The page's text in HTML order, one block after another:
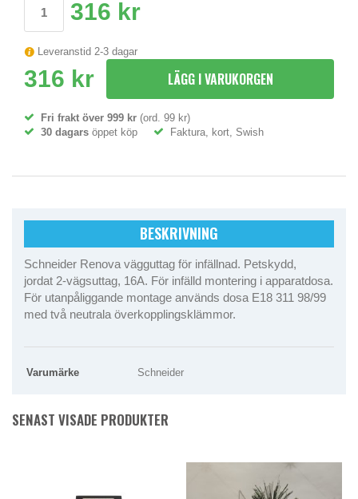
316 kr
Leveranstid 2-3 dagar
316 kr LÄGG I VARUKORGEN
Fri frakt över 999 kr (ord. 99 kr)
30 dagars öppet köp Faktura, kort, Swish
BESKRIVNING
Schneider Renova vägguttag för infällnad. Petskydd,
jordat 2-vägsuttag, 16A. För infälld montering i apparatdosa.
För utanpåliggande montage används dosa E18 311 98/99
med två neutrala överkopplingsklämmor.
Varumärke Schneider
SENAST VISADE PRODUKTER